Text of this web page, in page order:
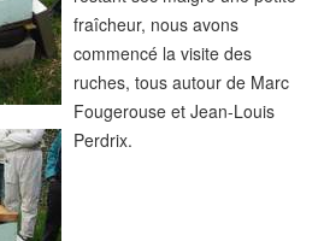
fraîcheur, nous avons
commencé la visite des
ruches, tous autour de Marc
Fougerouse et Jean-Louis
Perdrix.